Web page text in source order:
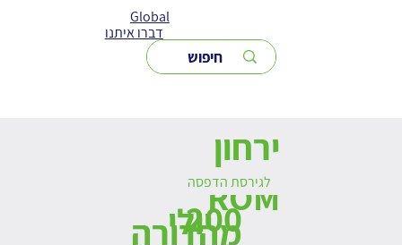
Global
דברו איתנו
ירחון
ROM
מהדורה
יולי
200
לגירסת הדפסה